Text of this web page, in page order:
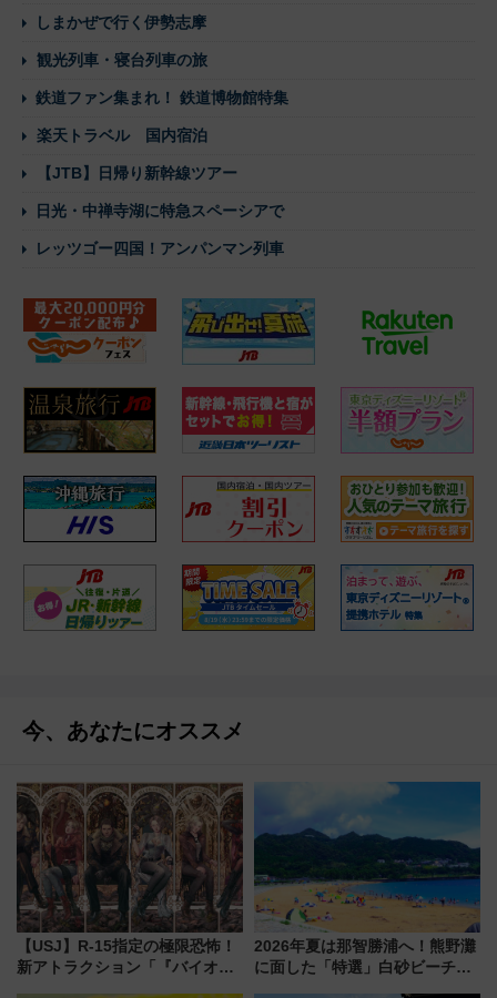
しまかぜで行く伊勢志摩
観光列車・寝台列車の旅
鉄道ファン集まれ！ 鉄道博物館特集
楽天トラベル 国内宿泊
【JTB】日帰り新幹線ツアー
日光・中禅寺湖に特急スペーシアで
レッツゴー四国！アンパンマン列車
今、あなたにオススメ
【USJ】R-15指定の極限恐怖！
新アトラクション「『バイオハ
2026年夏は那智勝浦へ！熊野灘
に面した「特選」白砂ビーチは